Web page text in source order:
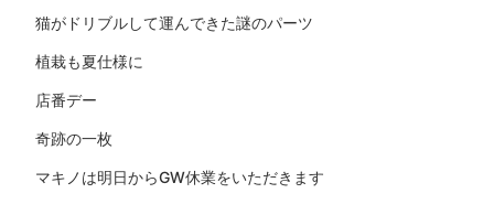
猫がドリブルして運んできた謎のパーツ
植栽も夏仕様に
店番デー
奇跡の一枚
マキノは明日からGW休業をいただきます